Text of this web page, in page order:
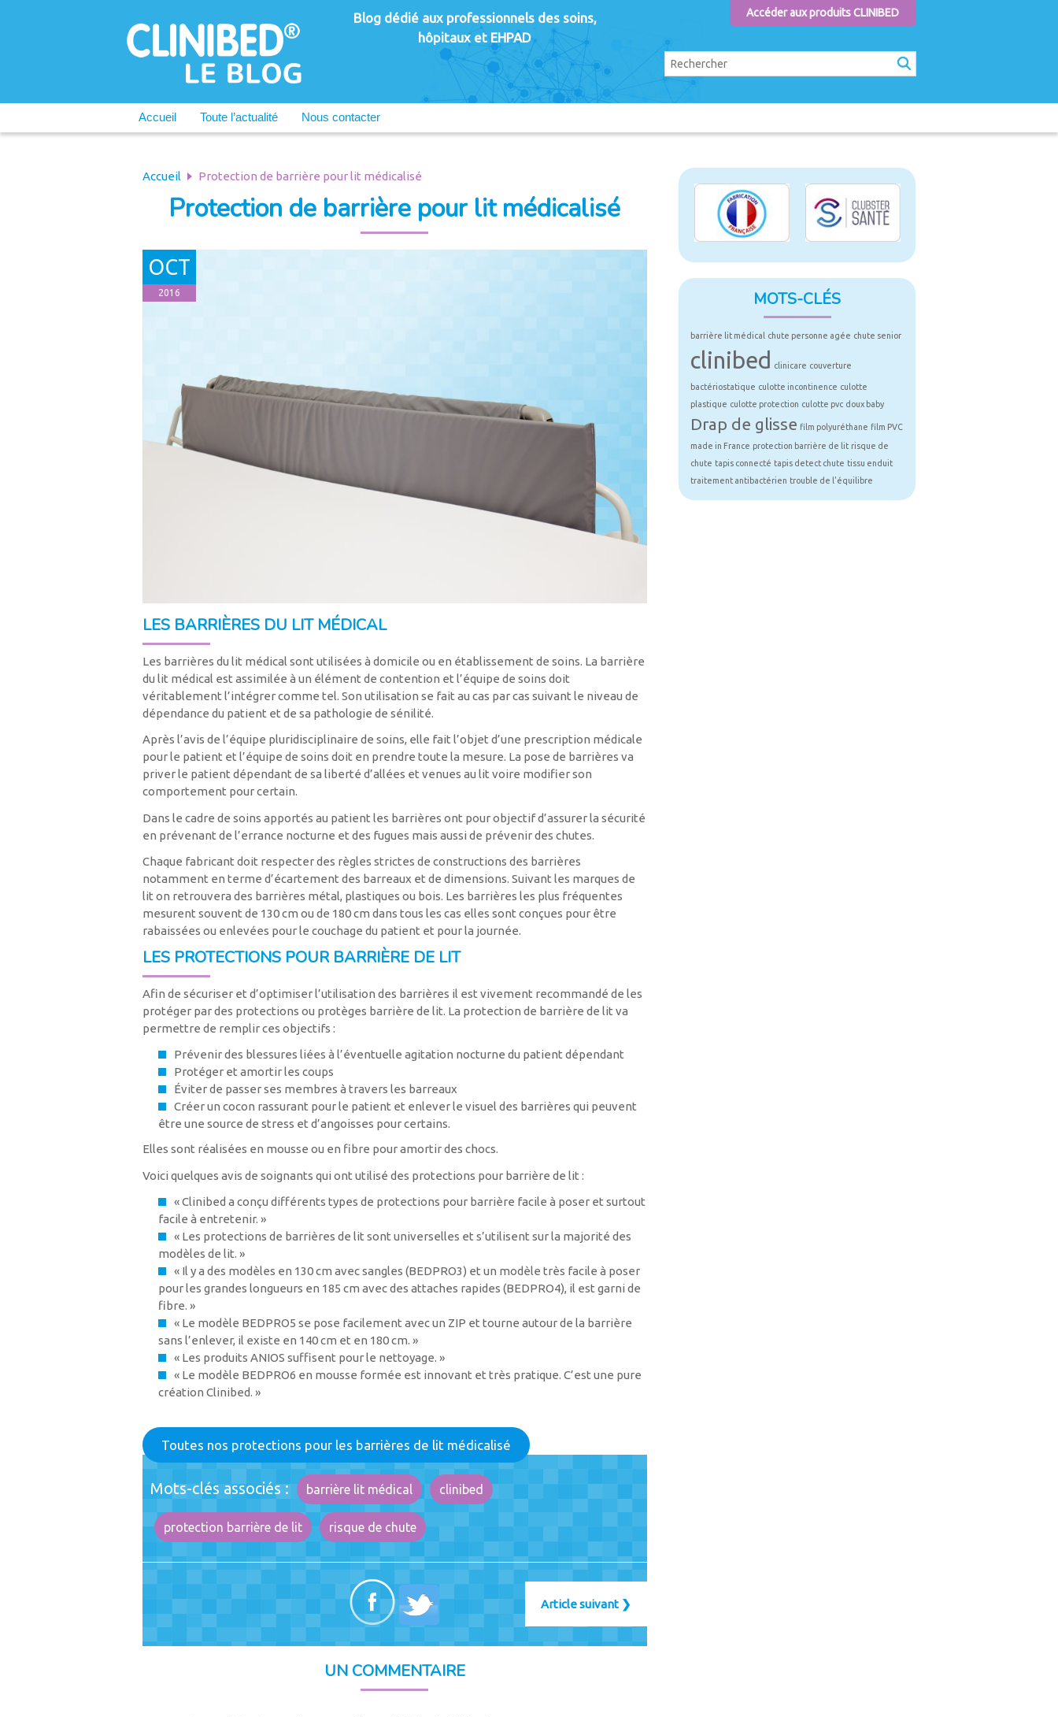
Accéder aux produits CLINIBED
Blog dédié aux professionnels des soins,
hôpitaux et EHPAD
Accueil Toute l’actualité Nous contacter
Accueil Protection de barrière pour lit médicalisé
Protection de barrière pour lit médicalisé
OCT
2016
LES BARRIÈRES DU LIT MÉDICAL
Les barrières du lit médical sont utilisées à domicile ou en établissement de soins. La barrière
du lit médical est assimilée à un élément de contention et l’équipe de soins doit
véritablement l’intégrer comme tel. Son utilisation se fait au cas par cas suivant le niveau de
dépendance du patient et de sa pathologie de sénilité.
Après l’avis de l’équipe pluridisciplinaire de soins, elle fait l’objet d’une prescription médicale
pour le patient et l’équipe de soins doit en prendre toute la mesure. La pose de barrières va
priver le patient dépendant de sa liberté d’allées et venues au lit voire modifier son
comportement pour certain.
Dans le cadre de soins apportés au patient les barrières ont pour objectif d’assurer la sécurité
en prévenant de l’errance nocturne et des fugues mais aussi de prévenir des chutes.
Chaque fabricant doit respecter des règles strictes de constructions des barrières
notamment en terme d’écartement des barreaux et de dimensions. Suivant les marques de
lit on retrouvera des barrières métal, plastiques ou bois. Les barrières les plus fréquentes
mesurent souvent de 130 cm ou de 180 cm dans tous les cas elles sont conçues pour être
rabaissées ou enlevées pour le couchage du patient et pour la journée.
LES PROTECTIONS POUR BARRIÈRE DE LIT
Afin de sécuriser et d’optimiser l’utilisation des barrières il est vivement recommandé de les
protéger par des protections ou protèges barrière de lit. La protection de barrière de lit va
permettre de remplir ces objectifs :
Prévenir des blessures liées à l’éventuelle agitation nocturne du patient dépendant
Protéger et amortir les coups
Éviter de passer ses membres à travers les barreaux
Créer un cocon rassurant pour le patient et enlever le visuel des barrières qui peuvent
être une source de stress et d’angoisses pour certains.
Elles sont réalisées en mousse ou en fibre pour amortir des chocs.
Voici quelques avis de soignants qui ont utilisé des protections pour barrière de lit :
« Clinibed a conçu différents types de protections pour barrière facile à poser et surtout
facile à entretenir. »
« Les protections de barrières de lit sont universelles et s’utilisent sur la majorité des
modèles de lit. »
« Il y a des modèles en 130 cm avec sangles (BEDPRO3) et un modèle très facile à poser
pour les grandes longueurs en 185 cm avec des attaches rapides (BEDPRO4), il est garni de
fibre. »
« Le modèle BEDPRO5 se pose facilement avec un ZIP et tourne autour de la barrière
sans l’enlever, il existe en 140 cm et en 180 cm. »
« Les produits ANIOS suffisent pour le nettoyage. »
« Le modèle BEDPRO6 en mousse formée est innovant et très pratique. C’est une pure
création Clinibed. »
Toutes nos protections pour les barrières de lit médicalisé
Mots-clés associés : barrière lit médical clinibed
protection barrière de lit risque de chute
Article suivant ❯
UN COMMENTAIRE
MOTS-CLÉS
barrière lit médical chute personne agée chute senior
clinibed clinicare couverture
bactériostatique culotte incontinence culotte
plastique culotte protection culotte pvc doux baby
Drap de glisse film polyuréthane film PVC
made in France protection barrière de lit risque de
chute tapis connecté tapis detect chute tissu enduit
traitement antibactérien trouble de l'équilibre